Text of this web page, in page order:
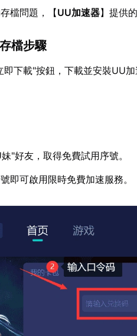
檔問題，【UU加速器】提供
檔步驟
下載"按鈕，下載並安裝UU加
"好友，取得免費試用序號。
即可啟用限時免費加速服務。